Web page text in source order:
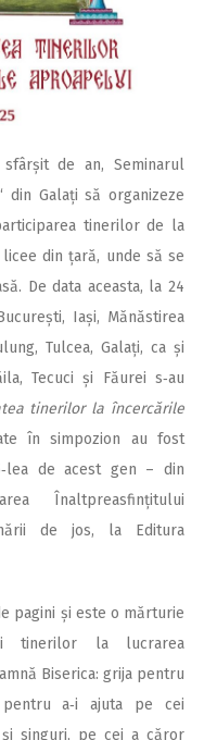
de an, Seminarul
din Galați să organizeze
tinerilor de la
din țară, unde să se
De data aceasta, la 24
Iași, Mănăstirea
Tulcea, Galați, ca și
Tecuci și Făurei s‑au
tinerilor la încercările
în simpozion au fost
de acest gen – din
Înaltpreasfințitului
de jos, la Editura
pagini și este o mărturie
tinerilor la lucrarea
Biserica: grija pentru
a‑i ajuta pe cei
singuri, pe cei a căror